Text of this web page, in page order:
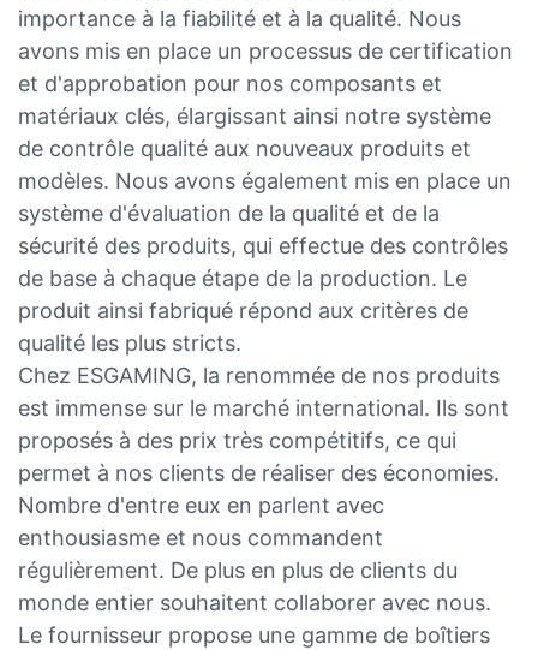
importance à la fiabilité et à la qualité. Nous
avons mis en place un processus de certification
et d'approbation pour nos composants et
matériaux clés, élargissant ainsi notre système
de contrôle qualité aux nouveaux produits et
modèles. Nous avons également mis en place un
système d'évaluation de la qualité et de la
sécurité des produits, qui effectue des contrôles
de base à chaque étape de la production. Le
produit ainsi fabriqué répond aux critères de
qualité les plus stricts.
Chez ESGAMING, la renommée de nos produits
est immense sur le marché international. Ils sont
proposés à des prix très compétitifs, ce qui
permet à nos clients de réaliser des économies.
Nombre d'entre eux en parlent avec
enthousiasme et nous commandent
régulièrement. De plus en plus de clients du
monde entier souhaitent collaborer avec nous.
Le fournisseur propose une gamme de boîtiers